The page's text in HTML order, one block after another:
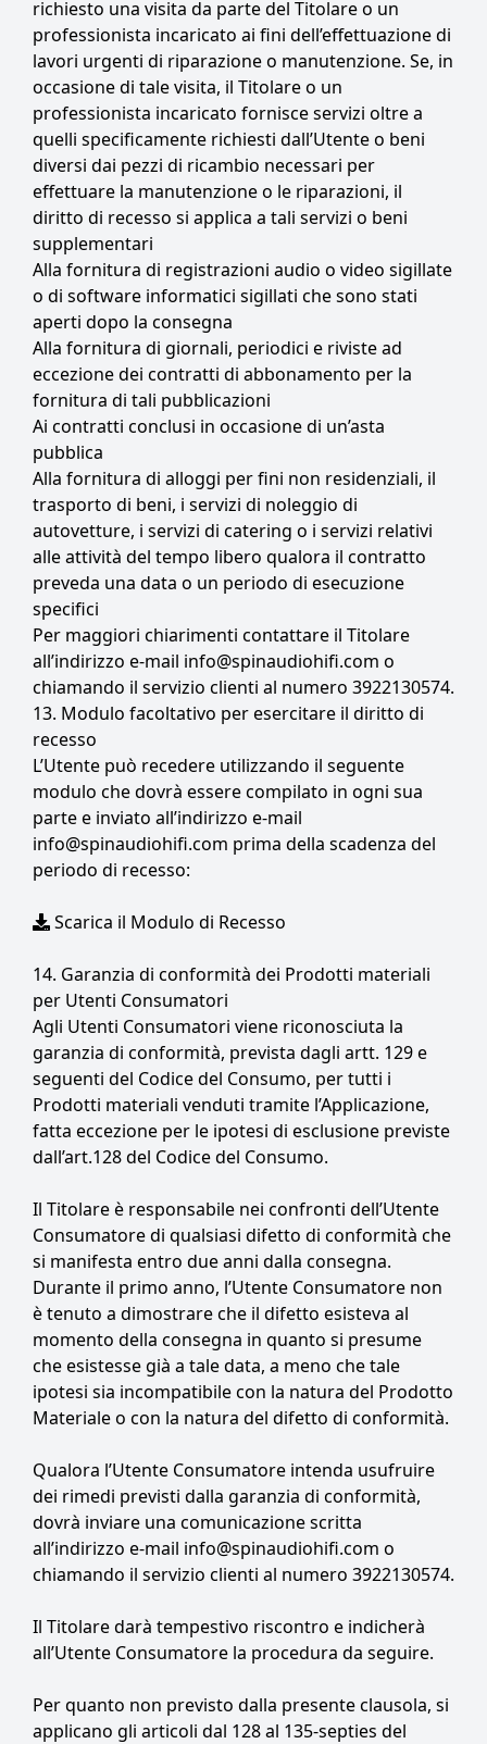
richiesto una visita da parte del Titolare o un
professionista incaricato ai fini dell’effettuazione di
lavori urgenti di riparazione o manutenzione. Se, in
occasione di tale visita, il Titolare o un
professionista incaricato fornisce servizi oltre a
quelli specificamente richiesti dall’Utente o beni
diversi dai pezzi di ricambio necessari per
effettuare la manutenzione o le riparazioni, il
diritto di recesso si applica a tali servizi o beni
supplementari
Alla fornitura di registrazioni audio o video sigillate
o di software informatici sigillati che sono stati
aperti dopo la consegna
Alla fornitura di giornali, periodici e riviste ad
eccezione dei contratti di abbonamento per la
fornitura di tali pubblicazioni
Ai contratti conclusi in occasione di un’asta
pubblica
Alla fornitura di alloggi per fini non residenziali, il
trasporto di beni, i servizi di noleggio di
autovetture, i servizi di catering o i servizi relativi
alle attività del tempo libero qualora il contratto
preveda una data o un periodo di esecuzione
specifici
Per maggiori chiarimenti contattare il Titolare
all’indirizzo e-mail info@spinaudiohifi.com o
chiamando il servizio clienti al numero 3922130574.
13. Modulo facoltativo per esercitare il diritto di
recesso
L’Utente può recedere utilizzando il seguente
modulo che dovrà essere compilato in ogni sua
parte e inviato all’indirizzo e-mail
info@spinaudiohifi.com prima della scadenza del
periodo di recesso:
Scarica il Modulo di Recesso
14. Garanzia di conformità dei Prodotti materiali
per Utenti Consumatori
Agli Utenti Consumatori viene riconosciuta la
garanzia di conformità, prevista dagli artt. 129 e
seguenti del Codice del Consumo, per tutti i
Prodotti materiali venduti tramite l’Applicazione,
fatta eccezione per le ipotesi di esclusione previste
dall’art.128 del Codice del Consumo.
Il Titolare è responsabile nei confronti dell’Utente
Consumatore di qualsiasi difetto di conformità che
si manifesta entro due anni dalla consegna.
Durante il primo anno, l’Utente Consumatore non
è tenuto a dimostrare che il difetto esisteva al
momento della consegna in quanto si presume
che esistesse già a tale data, a meno che tale
ipotesi sia incompatibile con la natura del Prodotto
Materiale o con la natura del difetto di conformità.
Qualora l’Utente Consumatore intenda usufruire
dei rimedi previsti dalla garanzia di conformità,
dovrà inviare una comunicazione scritta
all’indirizzo e-mail info@spinaudiohifi.com o
chiamando il servizio clienti al numero 3922130574.
Il Titolare darà tempestivo riscontro e indicherà
all’Utente Consumatore la procedura da seguire.
Per quanto non previsto dalla presente clausola, si
applicano gli articoli dal 128 al 135-septies del